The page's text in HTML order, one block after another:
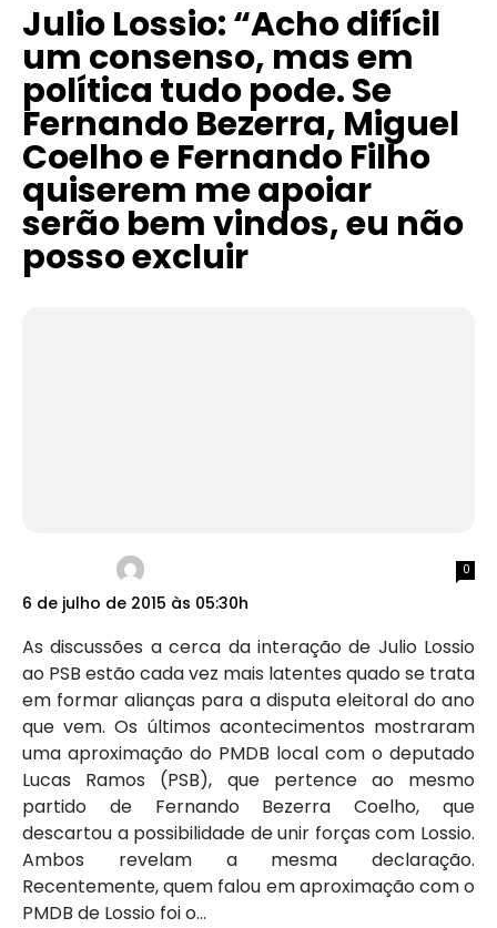
Julio Lossio: “Acho difícil
um consenso, mas em
política tudo pode. Se
Fernando Bezerra, Miguel
Coelho e Fernando Filho
quiserem me apoiar
serão bem vindos, eu não
posso excluir
6 de julho de 2015 às 05:30h
0
As discussões a cerca da interação de Julio Lossio
ao PSB estão cada vez mais latentes quado se trata
em formar alianças para a disputa eleitoral do ano
que vem. Os últimos acontecimentos mostraram
uma aproximação do PMDB local com o deputado
Lucas Ramos (PSB), que pertence ao mesmo
partido de Fernando Bezerra Coelho, que
descartou a possibilidade de unir forças com Lossio.
Ambos revelam a mesma declaração.
Recentemente, quem falou em aproximação com o
PMDB de Lossio foi o...